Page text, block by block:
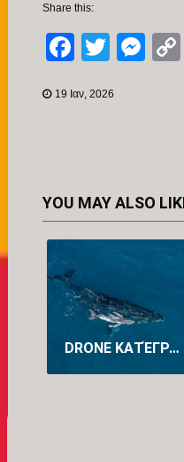
Share this:
19 Ιαν, 2026
YOU MAY ALSO
DRONE ΚΑΤΈΓΡΑΨΕ ΓΙΑ ΠΡΏΤΗ ΦΟΡΆ ΤΗ ΓΈΝΝΑ ΦΆΛΑΙΝΑΣ ΣΤΗΝ ΑΥΣΤΡΑΛΊΑ (VID)